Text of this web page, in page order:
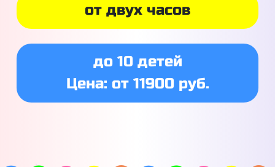
от двух часов
до 10 детей
Цена: от 11900 руб.